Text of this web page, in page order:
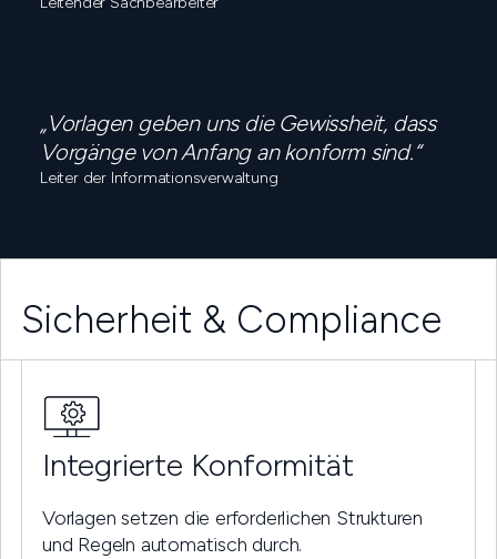
„Vorlagen geben uns die Gewissheit, dass
Vorgänge von Anfang an konform sind.“
Leiter der Informationsverwaltung
Sicherheit & Compliance
Integrierte Konformität
Vorlagen setzen die erforderlichen Strukturen
und Regeln automatisch durch.